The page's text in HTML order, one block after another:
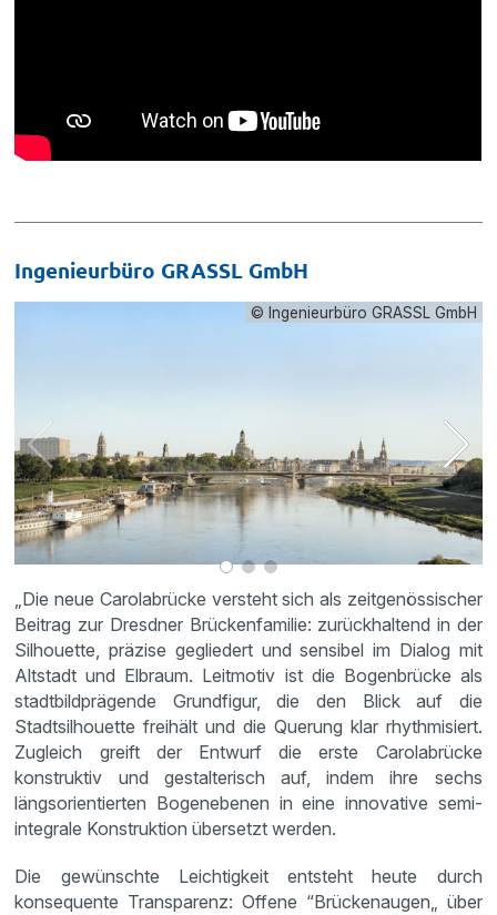
Ingenieurbüro GRASSL GmbH
© Ingenieurbüro GRASSL GmbH
„Die neue Carolabrücke versteht sich als zeitgenössischer
Beitrag zur Dresdner Brückenfamilie: zurückhaltend in der
Silhouette, präzise gegliedert und sensibel im Dialog mit
Altstadt und Elbraum. Leitmotiv ist die Bogenbrücke als
stadtbildprägende Grundfigur, die den Blick auf die
Stadtsilhouette freihält und die Querung klar rhythmisiert.
Zugleich greift der Entwurf die erste Carolabrücke
konstruktiv und gestalterisch auf, indem ihre sechs
längsorientierten Bogenebenen in eine innovative semi-
integrale Konstruktion übersetzt werden.
Die gewünschte Leichtigkeit entsteht heute durch
konsequente Transparenz: Offene “Brückenaugen„ über